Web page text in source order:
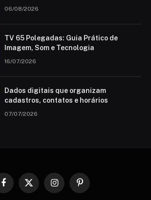
06/08/2026
TV 65 Polegadas: Guia Prático de
Imagem, Som e Tecnologia
16/07/2026
Dados digitais que organizam
cadastros, contatos e horários
07/07/2026
Facebook
X
InstagramPinterest